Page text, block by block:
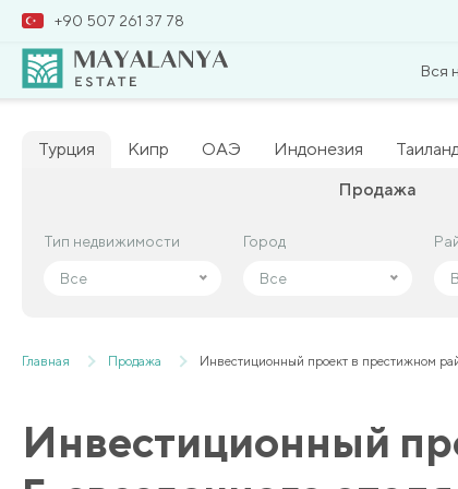
+90 507 261 37 78
Вся
Турция Кипр ОАЭ Индонезия
Продажа
Тип недвижимости
Все
Город
Все
Тип недвижимости
Все
Город
Все
Главная Продажа Инвестиционный проект в престижном
Инвестиционный